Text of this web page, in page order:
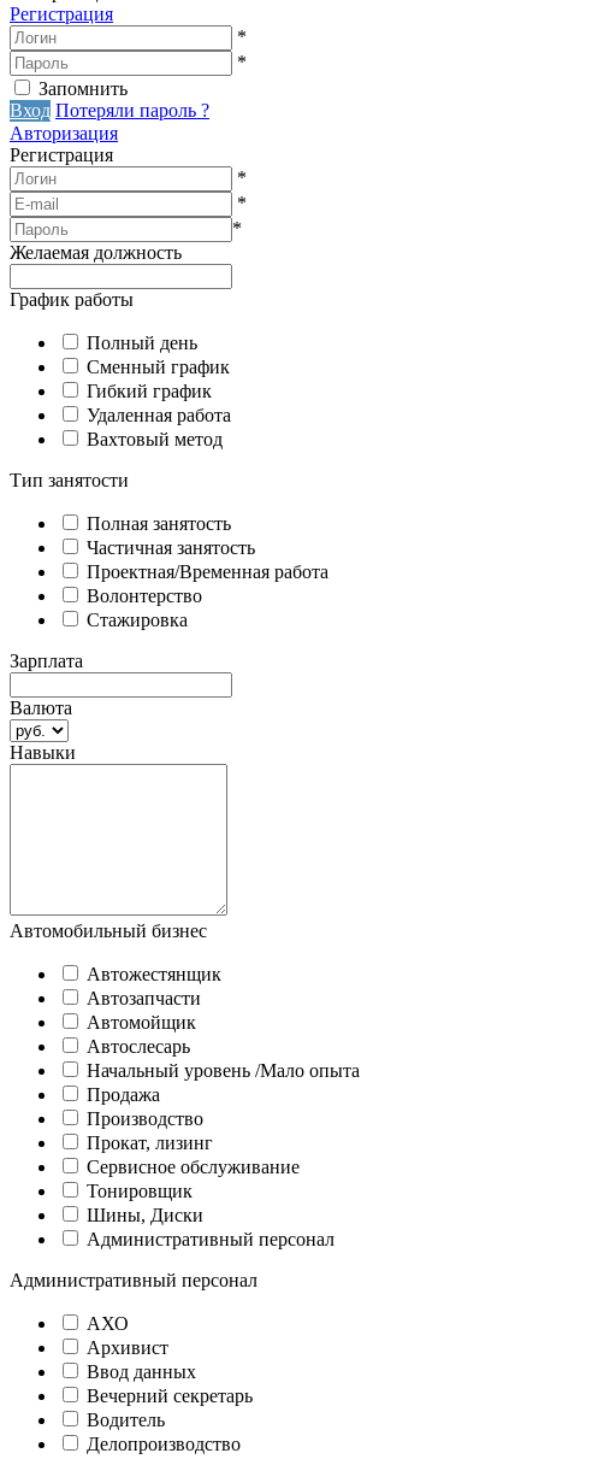
Регистрация
*
*
Запомнить
Вход Потеряли пароль ?
Авторизация
Регистрация
*
*
*
Желаемая должность
График работы
Полный день
Сменный график
Гибкий график
Удаленная работа
Вахтовый метод
Тип занятости
Полная занятость
Частичная занятость
Проектная/Временная работа
Волонтерство
Стажировка
Зарплата
Валюта
Навыки
Автомобильный бизнес
Автожестянщик
Автозапчасти
Автомойщик
Автослесарь
Начальный уровень /Мало опыта
Продажа
Производство
Прокат, лизинг
Сервисное обслуживание
Тонировщик
Шины, Диски
Административный персонал
Административный персонал
АХО
Архивист
Ввод данных
Вечерний секретарь
Водитель
Делопроизводство